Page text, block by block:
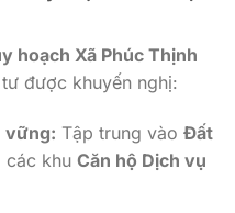
hoạch Xã Phúc Thịnh
được khuyến nghị:
vững: Tập trung vào Đất
khu Căn hộ Dịch vụ